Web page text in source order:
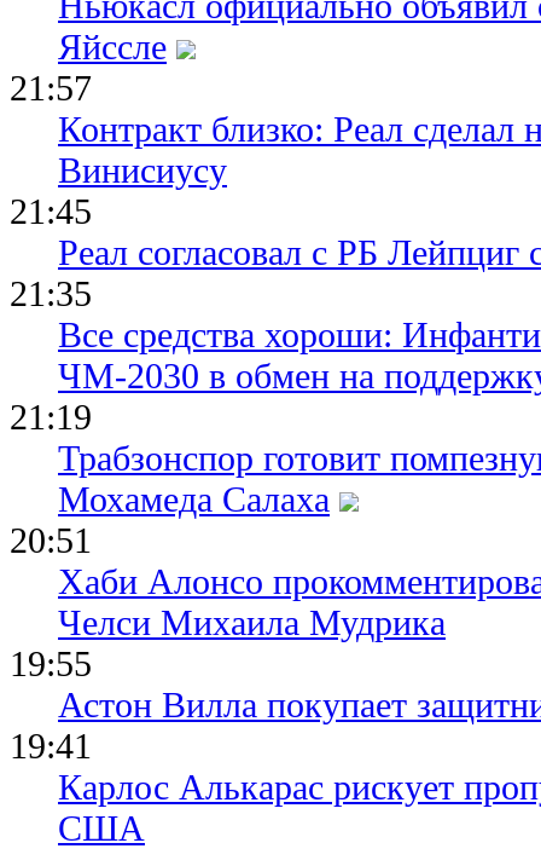
Яйссле
21:57
Контракт близко: Реал сделал
Винисиусу
21:45
Реал согласовал с РБ
21:35
Все средства хороши:
ЧМ-2030 в обмен на
21:19
Трабзонспор готовит
Мохамеда Салаха
20:51
Хаби Алонсо
Челси Михаила Мудрика
19:55
Астон Вилла покупает
19:41
Карлос Алькарас рискует
США